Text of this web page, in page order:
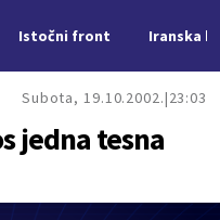
Istočni front Iranska
Subota, 19.10.2002. 23:03
jedna tesna